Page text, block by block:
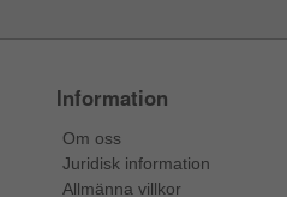
Information
Om oss
Juridisk information
Allmänna villkor